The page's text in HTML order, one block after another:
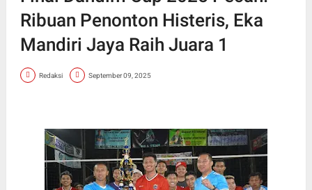
Ribuan Penonton Histeris, Eka
Mandiri Jaya Raih Juara 1
Redaksi September 09, 2025